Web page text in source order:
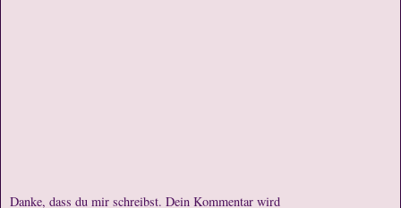
Danke, dass du mir schreibst. Dein Kommentar wird